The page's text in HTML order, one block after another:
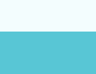
ئۈچۈن نۇرغۇن
سىمۋولى بولغان بۇ شېكەر كەم...